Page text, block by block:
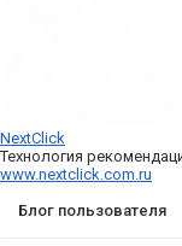
NextClick
Технология
www.nextclick.com.ru
Блог пользователя